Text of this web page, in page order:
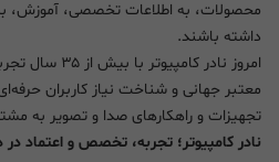
محصولات، به اطلاعات تخصصی، آموزش،
داشته باشند.
امروز نادر
معتبر جهانی و شناخت نیاز کاربران
تجهیزات و راهکارهای صدا و تصویر به
نادر کامپیوتر؛ تجربه، تخصص و اعتماد